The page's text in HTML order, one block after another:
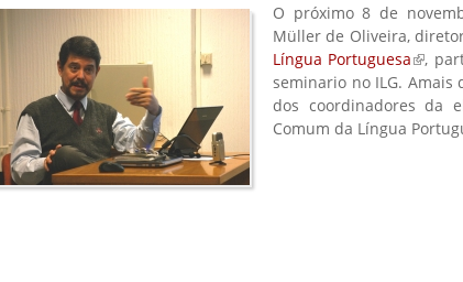
O próximo 8 de
Müller de Oliveira,
Língua Portuguesa(link
,
seminario no ILG.
dos coordinadores da
Comum da Língua